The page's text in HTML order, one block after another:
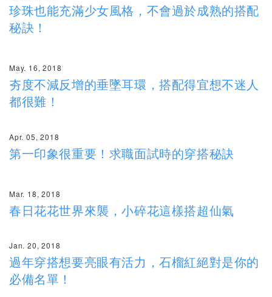
珍珠也能充滿少女風格，不會過於成熟的搭配
秘訣！
May. 16, 2018
夯度不減反增的垂墜耳環，搭配得宜想不迷人
都很難！
Apr. 05, 2018
第一印象很重要！求職面試時的穿搭秘訣
Mar. 18, 2018
春日花花世界來襲，小碎花這樣搭超仙氣
Jan. 20, 2018
過年穿搭想要亮眼有活力，石榴紅絕對是你的
必備名單！